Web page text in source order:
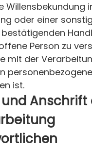
Willensbekundung
oder einer
Person zu
mit der
ist.
und Anschrift